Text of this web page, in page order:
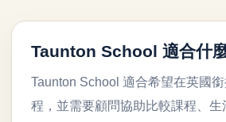
Taunton School 適合什
Taunton School 適合希望在英國
程，並需要顧問協助比較課程、生